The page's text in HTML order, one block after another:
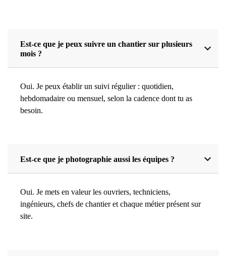
Est-ce que je peux suivre un chantier sur plusieurs
mois ?
Oui. Je peux établir un suivi régulier : quotidien,
hebdomadaire ou mensuel, selon la cadence dont tu as
besoin.
Est-ce que je photographie aussi les équipes ?
Oui. Je mets en valeur les ouvriers, techniciens,
ingénieurs, chefs de chantier et chaque métier présent sur
site.